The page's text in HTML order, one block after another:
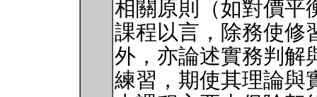
相關原則（如對價平
課程以言，除務使修
外，亦論述實務判解
練習，期使其理論與